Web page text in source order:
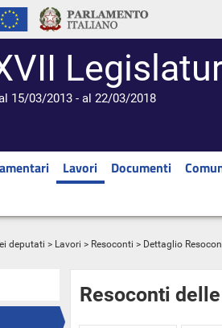
15/03/2013 - al 22/03/2018
Lavori Documenti
deputati > Lavori > Resoconti > Dettaglio
Resoconti